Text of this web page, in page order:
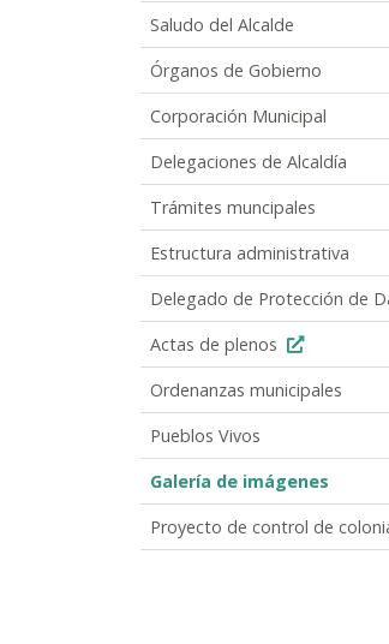
Saludo del Alcalde
Órganos de Gobierno
Corporación Municipal
Delegaciones de Alcaldía
Trámites muncipales
Estructura administrativa
Delegado de Protección de
Actas de plenos
Ordenanzas municipales
Pueblos Vivos
Galería de imágenes
Proyecto de control de